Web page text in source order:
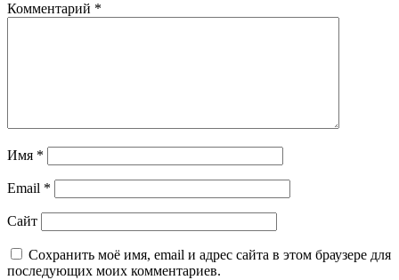
Комментарий *
Имя *
Email *
Сайт
Сохранить моё имя, email и адрес сайта в этом браузере для
последующих моих комментариев.